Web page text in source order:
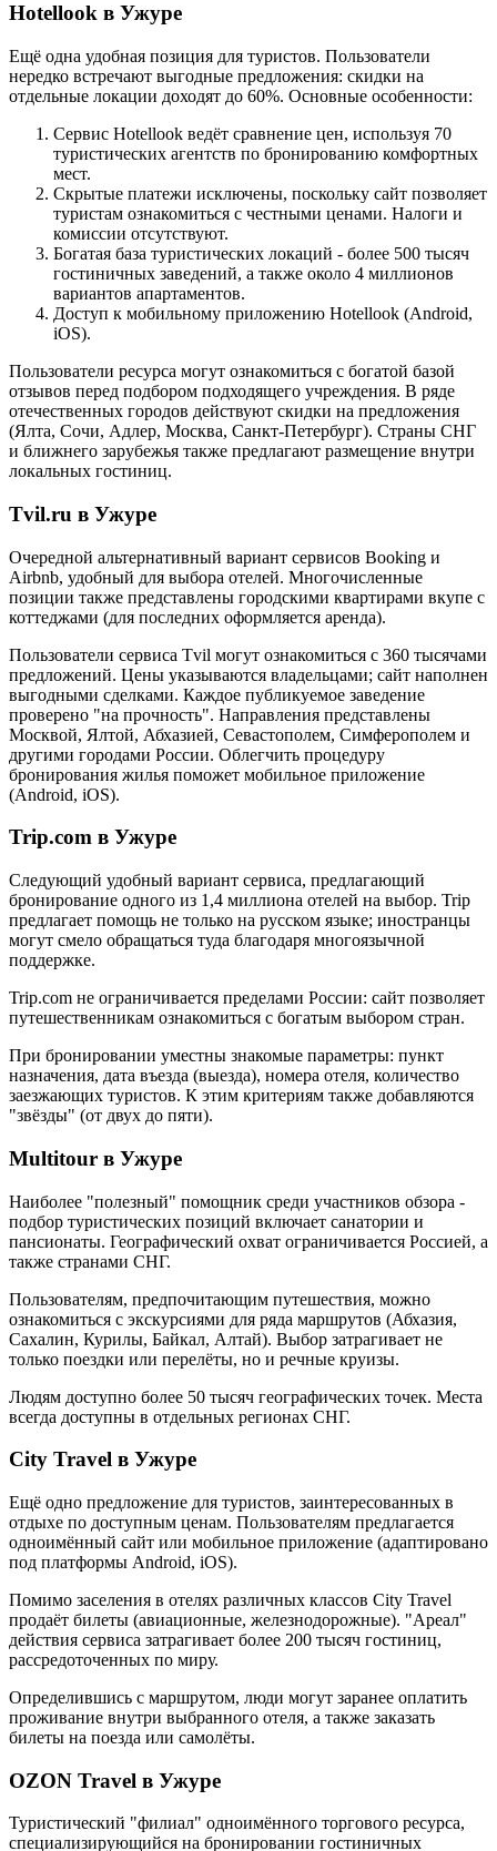
Hotellook в Ужуре
Ещё одна удобная позиция для туристов. Пользователи
нередко встречают выгодные предложения: скидки на
отдельные локации доходят до 60%. Основные особенности:
Сервис Hotellook ведёт сравнение цен, используя 70
туристических агентств по бронированию комфортных
мест.
Скрытые платежи исключены, поскольку сайт позволяет
туристам ознакомиться с честными ценами. Налоги и
комиссии отсутствуют.
Богатая база туристических локаций - более 500 тысяч
гостиничных заведений, а также около 4 миллионов
вариантов апартаментов.
Доступ к мобильному приложению Hotellook (Android,
iOS).
Пользователи ресурса могут ознакомиться с богатой базой
отзывов перед подбором подходящего учреждения. В ряде
отечественных городов действуют скидки на предложения
(Ялта, Сочи, Адлер, Москва, Санкт-Петербург). Страны СНГ
и ближнего зарубежья также предлагают размещение внутри
локальных гостиниц.
Tvil.ru в Ужуре
Очередной альтернативный вариант сервисов Booking и
Airbnb, удобный для выбора отелей. Многочисленные
позиции также представлены городскими квартирами вкупе с
коттеджами (для последних оформляется аренда).
Пользователи сервиса Tvil могут ознакомиться с 360 тысячами
предложений. Цены указываются владельцами; сайт наполнен
выгодными сделками. Каждое публикуемое заведение
проверено "на прочность". Направления представлены
Москвой, Ялтой, Абхазией, Севастополем, Симферополем и
другими городами России. Облегчить процедуру
бронирования жилья поможет мобильное приложение
(Android, iOS).
Trip.com в Ужуре
Следующий удобный вариант сервиса, предлагающий
бронирование одного из 1,4 миллиона отелей на выбор. Trip
предлагает помощь не только на русском языке; иностранцы
могут смело обращаться туда благодаря многоязычной
поддержке.
Trip.com не ограничивается пределами России: сайт позволяет
путешественникам ознакомиться с богатым выбором стран.
При бронировании уместны знакомые параметры: пункт
назначения, дата въезда (выезда), номера отеля, количество
заезжающих туристов. К этим критериям также добавляются
"звёзды" (от двух до пяти).
Multitour в Ужуре
Наиболее "полезный" помощник среди участников обзора -
подбор туристических позиций включает санатории и
пансионаты. Географический охват ограничивается Россией, а
также странами СНГ.
Пользователям, предпочитающим путешествия, можно
ознакомиться с экскурсиями для ряда маршрутов (Абхазия,
Сахалин, Курилы, Байкал, Алтай). Выбор затрагивает не
только поездки или перелёты, но и речные круизы.
Людям доступно более 50 тысяч географических точек. Места
всегда доступны в отдельных регионах СНГ.
City Travel в Ужуре
Ещё одно предложение для туристов, заинтересованных в
отдыхе по доступным ценам. Пользователям предлагается
одноимённый сайт или мобильное приложение (адаптировано
под платформы Android, iOS).
Помимо заселения в отелях различных классов City Travel
продаёт билеты (авиационные, железнодорожные). "Ареал"
действия сервиса затрагивает более 200 тысяч гостиниц,
рассредоточенных по миру.
Определившись с маршрутом, люди могут заранее оплатить
проживание внутри выбранного отеля, а также заказать
билеты на поезда или самолёты.
OZON Travel в Ужуре
Туристический "филиал" одноимённого торгового ресурса,
специализирующийся на бронировании гостиничных